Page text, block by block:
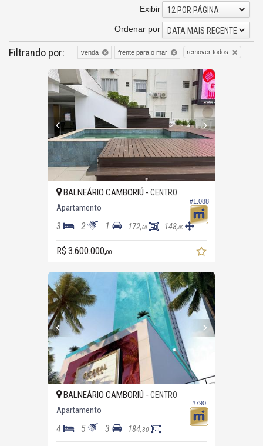
Exibir
12 POR PÁGINA
Ordenar por
DATA MAIS RECENTE
Filtrando por: venda frente para o mar remover todos
#1.088
BALNEÁRIO CAMBORIÚ - CENTRO
Apartamento
3 2 1 172,00 148,00
R$ 3.600.000,00
#790
BALNEÁRIO CAMBORIÚ - CENTRO
Apartamento
4 5 3 184,30